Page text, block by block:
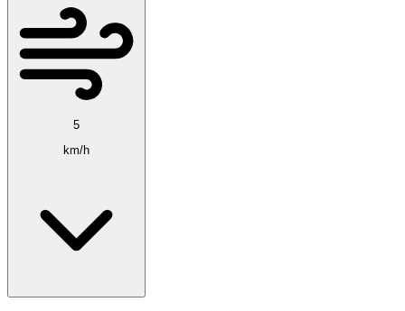
5
km/h